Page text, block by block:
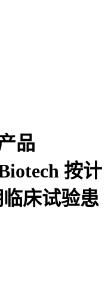
品
按计
床试验患